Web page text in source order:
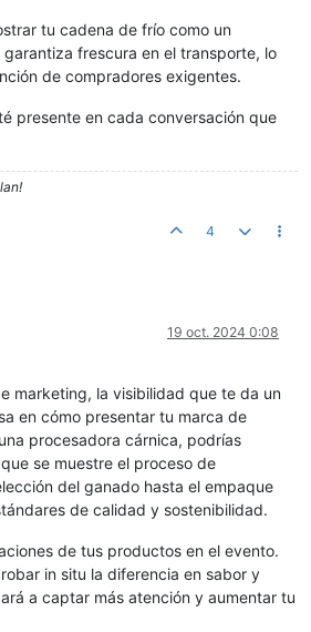
tu cadena de frío como un
frescura en el transporte, lo
de compradores exigentes.
presente en cada conversación que
4
19 oct. 2024 0:08
marketing, la visibilidad que te da un
en cómo presentar tu marca de
procesadora cárnica, podrías
se muestre el proceso de
del ganado hasta el empaque
de calidad y sostenibilidad.
de tus productos en el evento.
in situ la diferencia en sabor y
a captar más atención y aumentar tu